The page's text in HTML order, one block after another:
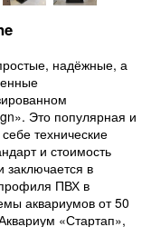
надёжные, а
Это популярная и
технические
и стоимость
заключается в
ПВХ в
аквариумов от 50
«Стартап»,